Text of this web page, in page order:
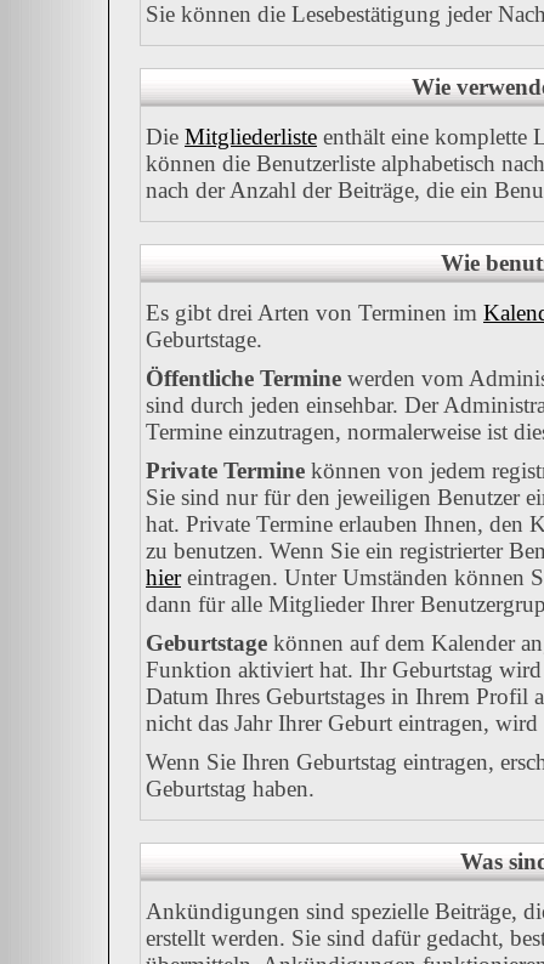
Sie können die Lesebestätigung jeder
Wie
Die Mitgliederliste enthält eine komplette
können die Benutzerliste alphabetisch
nach der Anzahl der Beiträge, die ein
Wie
Es gibt drei Arten von Terminen im
Geburtstage.
Öffentliche Termine werden vom
sind durch jeden einsehbar. Der
Termine einzutragen, normalerweise ist
Private Termine können von jedem
Sie sind nur für den jeweiligen Benutzer
hat. Private Termine erlauben Ihnen, den
zu benutzen. Wenn Sie ein registrierter
hiereintragen. Unter Umständen können
dann für alle Mitglieder Ihrer
Geburtstage können auf dem Kalender
Funktion aktiviert hat. Ihr Geburtstag
Datum Ihres Geburtstages in Ihrem Profil
nicht das Jahr Ihrer Geburt eintragen,
Wenn Sie Ihren Geburtstag eintragen,
Geburtstag haben.
Was
Ankündigungen sind spezielle Beiträge,
erstellt werden. Sie sind dafür gedacht,